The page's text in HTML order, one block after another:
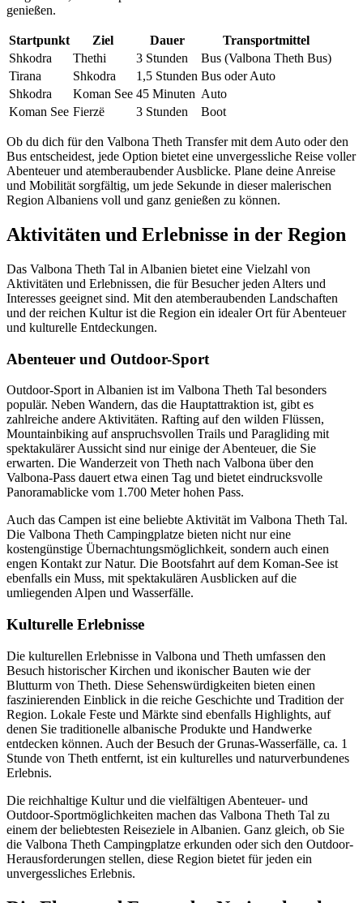
genießen.
Startpunkt Ziel Dauer
Transportmittel
Shkodra
Thethi 3 Stunden
Bus (Valbona Theth Bus)
Tirana
Shkodra 1,5 Stunden Bus oder Auto
Shkodra
Koman See 45 Minuten Auto
Koman See Fierzë 3 Stunden Boot
Ob du dich für den Valbona Theth Transfer mit dem Auto oder den
Bus entscheidest, jede Option bietet eine unvergessliche Reise voller
Abenteuer und atemberaubender Ausblicke. Plane deine Anreise
und Mobilität sorgfältig, um jede Sekunde in dieser malerischen
Region Albaniens voll und ganz genießen zu können.
Aktivitäten und Erlebnisse in der Region
Das Valbona Theth Tal in Albanien bietet eine Vielzahl von
Aktivitäten und Erlebnissen, die für Besucher jeden Alters und
Interesses geeignet sind. Mit den atemberaubenden Landschaften
und der reichen Kultur ist die Region ein idealer Ort für Abenteuer
und kulturelle Entdeckungen.
Abenteuer und Outdoor-Sport
Outdoor-Sport in Albanien ist im Valbona Theth Tal besonders
populär. Neben Wandern, das die Hauptattraktion ist, gibt es
zahlreiche andere Aktivitäten. Rafting auf den wilden Flüssen,
Mountainbiking auf anspruchsvollen Trails und Paragliding mit
spektakulärer Aussicht sind nur einige der Abenteuer, die Sie
erwarten. Die Wanderzeit von Theth nach Valbona über den
Valbona-Pass dauert etwa einen Tag und bietet eindrucksvolle
Panoramablicke vom 1.700 Meter hohen Pass.
Auch das Campen ist eine beliebte Aktivität im Valbona Theth Tal.
Die Valbona Theth Campingplatze bieten nicht nur eine
kostengünstige Übernachtungsmöglichkeit, sondern auch einen
engen Kontakt zur Natur. Die Bootsfahrt auf dem Koman-See ist
ebenfalls ein Muss, mit spektakulären Ausblicken auf die
umliegenden Alpen und Wasserfälle.
Kulturelle Erlebnisse
Die kulturellen Erlebnisse in Valbona und Theth umfassen den
Besuch historischer Kirchen und ikonischer Bauten wie der
Blutturm von Theth. Diese Sehenswürdigkeiten bieten einen
faszinierenden Einblick in die reiche Geschichte und Tradition der
Region. Lokale Feste und Märkte sind ebenfalls Highlights, auf
denen Sie traditionelle albanische Produkte und Handwerke
entdecken können. Auch der Besuch der Grunas-Wasserfälle, ca. 1
Stunde von Theth entfernt, ist ein kulturelles und naturverbundenes
Erlebnis.
Die reichhaltige Kultur und die vielfältigen Abenteuer- und
Outdoor-Sportmöglichkeiten machen das Valbona Theth Tal zu
einem der beliebtesten Reiseziele in Albanien. Ganz gleich, ob Sie
die Valbona Theth Campingplatze erkunden oder sich den Outdoor-
Herausforderungen stellen, diese Region bietet für jeden ein
unvergessliches Erlebnis.